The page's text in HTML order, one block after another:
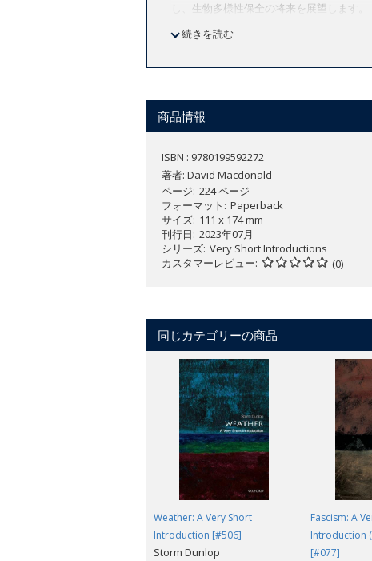
し、生物多様性保全の将来を展望します。
An introduction to one of the most
Explores and highlights a new range
Extinction is a natural process. In
all the evidence suggests that current
context, a quarter of all known
humans, on all others. This acceleration
tragedy in aesthetics, it is also a threat
Biodiversity, the diversity of life, is not
In thisVery Short Introduction
evolutionary, ecological, and
concluding by considering the future of
続きを読む
商品情報
ISBN : 9780199592272
著者: David Macdonald
ページ 224 ページ
フォーマット
Paperback
サイズ 111 x 174 mm
刊行日 2023年07月
シリーズ Very Short Introductions
カスタマーレビュー
(0)
同じカテゴリーの商品
Weather: A Very Short
Introduction [#506]
Storm Dunlop
Fascism: A
Introduction
[#077]